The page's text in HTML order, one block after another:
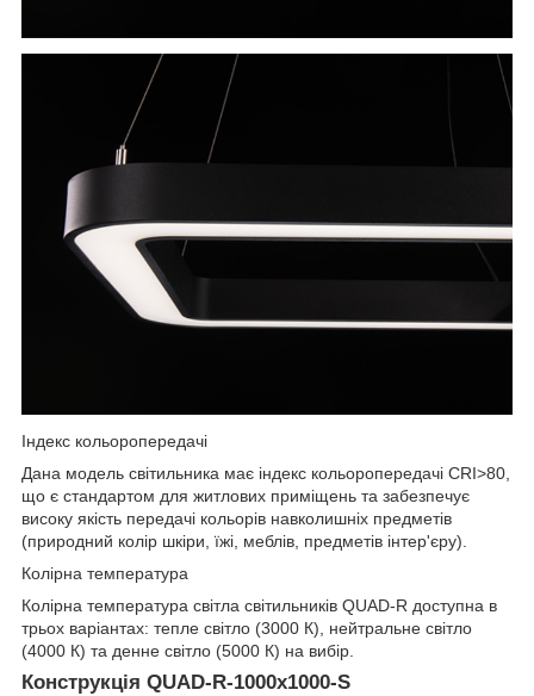
Індекс кольоропередачі
Дана модель світильника має індекс кольоропередачі CRI>80,
що є стандартом для житлових приміщень та забезпечує
високу якість передачі кольорів навколишніх предметів
(природний колір шкіри, їжі, меблів, предметів інтер'єру).
Колірна температура
Колірна температура світла світильників QUAD-R доступна в
трьох варіантах: тепле світло (3000 К), нейтральне світло
(4000 К) та денне світло (5000 К) на вибір.
Конструкція QUAD-R-1000x1000-S